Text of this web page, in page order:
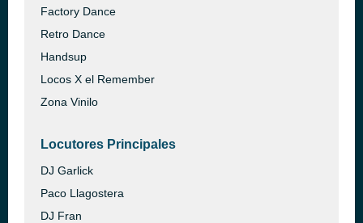
Factory Dance
Retro Dance
Handsup
Locos X el Remember
Zona Vinilo
Locutores Principales
DJ Garlick
Paco Llagostera
DJ Fran